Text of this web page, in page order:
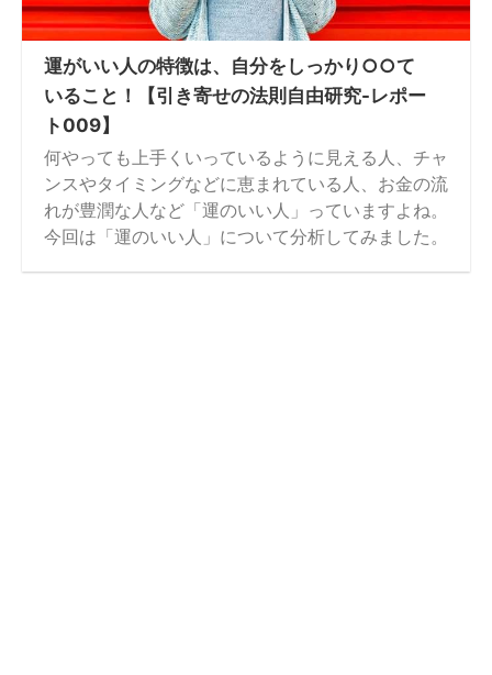
運がいい人の特徴は、自分をしっかり○○て
いること！【引き寄せの法則自由研究-レポー
ト009】
何やっても上手くいっているように見える人、チャ
ンスやタイミングなどに恵まれている人、お金の流
れが豊潤な人など「運のいい人」っていますよね。
今回は「運のいい人」について分析してみました。